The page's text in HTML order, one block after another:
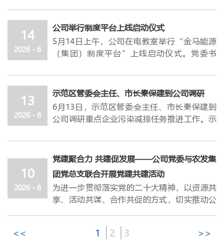
前各类突出问题，下半年经营发展依旧困难重
重、各类风险挑战持续凸显，各级管理者与广
大员工必须凝心聚力、众志成城攻坚克难，重
点打好四大攻坚战役：一是全力打赢金马集团
扭亏增盈攻坚战，锚定集团全年盈利、本部利
置工作，力争实现金马债权最大限度受偿；三
是稳步打赢环保绩效创级攻坚战，确保年底各
子公司顺利完成创A晋B任务；四是深入打赢管
简压缩、业务流程标准规范、管理体系完备健
全、各项制度完善落地，以全方位攻坚实干保
障全年各项既定目标落地见效。
饶朝晖强调，各业务部门要切实扛起责任，积
极应对金港能源破产重整相关工作，将资产清
算、债权核查、全流程风险作为重点盯控内
容，主动对接管理人，细化工作举措，减少对
公司营收及经营基本面的冲击；要提高思想认
识，将安全环保工作摆在生产经营工作首位，
之舵，把爱党、忧党、兴党、护党之情，转化
为履职尽责、推动企业发展的实际行动。
他强调， 当前全党上下正在深入开展树立和践
学习教育和问题排查为契机，进一步压紧压实
全面从严治党主体责任，特别是基层党组织书
记要当好“第一责任人”，既管好自己，又带
好队伍。要持续强化纪律教育和警示教育，
让“红红脸、出出汗”成为常态。要健全完善
过硬、政治过硬、业绩过硬、作风过硬。全体
党员干部要以此为契机，把正确政绩观贯穿管
党治党全过程，推动全面从严治党向纵深发
展、向基层延伸。
线、管理线。要 聚焦主责主业，全力稳住生产
围绕焦炭质量指标适配与稳定管控；高炉使用
适配与降本增效技术；采购质检物流全流程协
同；绿色低碳、智能工厂与安全管理等四个核
心议题展开深入研讨。与会人员结合半年度工
关键技术攻关、成本管控、长期战略合作等方
向、夯实基础。
会前，双方检化验人员还深入金马能源生产现
场，实地走访储焦仓，细致查看焦炭仓储、装
命纪念馆开展现场学习。在讲解员的带领下，
大家重温革命历史、感悟初心使命，接受深刻
的党性教育与精神洗礼。通过实地参观与现场
教学，进一步坚定理想信念、强化责任担当，
为以高质量党建引领高质量发展凝聚精神力
量。
学习结束后，
公司党委与马钢有限制造管理部
炼铁厂党委、
任务对党建工作提出了新的更高要求，也对大
家的履职能力提出了新的挑战。举办这次培训
班，主要目的就是帮助大家进一步夯实理论基
珍惜本次学习机会，学思想、学业务、补短
板、提能力，以高质量基层党建引领公司经营
提质增效。
在专题授课环节，任帅凯以《基层党务知识有
关政策解读》为题，紧扣发展党员工作的各个
后规范开展发展党员工作具有很强的指导意
义。黄盼以《深入学习习近平总书记关于树立
和践行正确政绩观的重要论述》为题，围
绕 “政绩为谁而树、树什么样的政绩、靠什么
政绩观的丰富内涵，引导党员干部将正确政绩
高永实地察看企业生产运营情况，详细了解当
前产业发展现状，认真听取产业布局、技术研
发、氢能发展等方面的情况汇报，并通过智能
化管控平台深入了解企业安全生产和环保管控
措施及成效，就进一步抓实安全与环保工作提
势，抢抓政策机遇和市场窗口期，锚定主业深
耕细作，紧抓产业政策机遇，持续加大科研投
入、优化产品结构、延伸产业链条、攻坚核心
伐，不断提升核心竞争力和产业链带动能力，
为示范区经济稳进提质贡献更大力量。
高永指出，安全是发展的前提，环保是发展的
底线。要压实企业主体责任，坚决扛起安全生
产、生态环保首要责任，守牢安全底线、生态
红线，推动产业加快转型升级，实现绿色低
碳、高质量可持续发展。要树牢底线思维，全
面提升风险管控能力，常态化开展车间作业、
设备运维、仓储物流、消防隐患全方位排查整
14
2026 - 6
公司举行制度平台上线启动仪式
5月14日上午，公司在电教室举行“金马能源
（集团）制度平台”上线启动仪式。党委书
荣、范建国、王永新，管理总监张良城，各部
门及子公司负责人、相关岗位人员70余人参
杜轶峰在讲话中指出，运用数字化手段建设制
度平台，源于集团深化管理变革的迫切需求，
杜轶峰强调，制度平台正式上线运行后，领导
干部要带头学、带头用，员工要主动学、熟练
用，主责部门要统筹抓、持续管，形成“用制
度管人、按流程办事、靠平台运行”的新生
启动仪式结束后，项目开发人员对平台的使用
13
2026 - 6
示范区管委会主任、市长秦保建到公司调研
6月13日，示范区管委会主任、市长秦保建到
公司调研重点企业污染减排任务推进工作。示
非，示范区管委会党组成员、副市长、公安局
局长牛少伟参加活动。公司党委书记、总经理
杜轶峰，副总经理王永新陪同调研。
调研过程中，秦保建详细了解公司超低排放改
造的整体推进情况，仔细询问当前改造进度、
关键技术应用及设备运行状态，特别关注大宗
物料清洁运输比例是否达到超低排放改造的相
关要求，并就焦炉非甲烷总烃排放是否达标等
问题进行深入了解。
10
2026 - 6
党建聚合力 共建促发展——公司党委与农发集
团党总支联合开展党建共建活动
为进一步贯彻落实党的二十大精神，以资源共
享、活动共谋、合作共促的方式，切实推动公
日，公司党委与济兴农发集团党总支联合开展
<< 1 2 3 >>